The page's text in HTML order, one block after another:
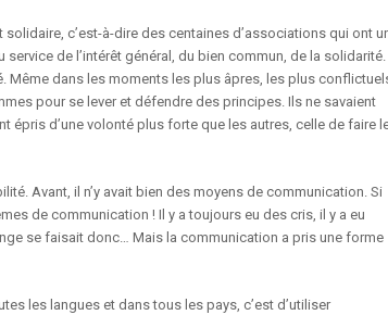
c’est-à-dire des centaines d’associations qui ont
de l’intérêt général, du bien commun, de la solidarité.
Même dans les moments les plus âpres, les plus
pour se lever et défendre des principes. Ils ne savaient
épris d’une volonté plus forte que les autres, celle de faire
Avant, il n’y avait bien des moyens de communication. Si
de communication ! Il y a toujours eu des cris, il y a eu
se faisait donc… Mais la communication a pris une forme
les langues et dans tous les pays, c’est d’utiliser